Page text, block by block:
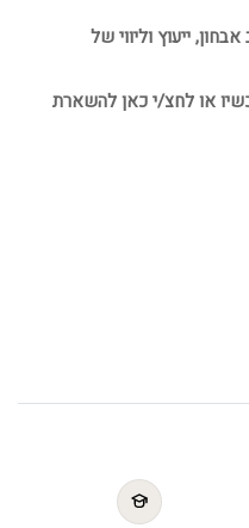
ייעוץ וליווי של
או לחצ/י כאן להשארת